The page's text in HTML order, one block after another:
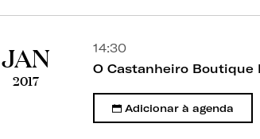
JAN
2017
14:30
O Castanheiro Boutique
Adicionar à agenda